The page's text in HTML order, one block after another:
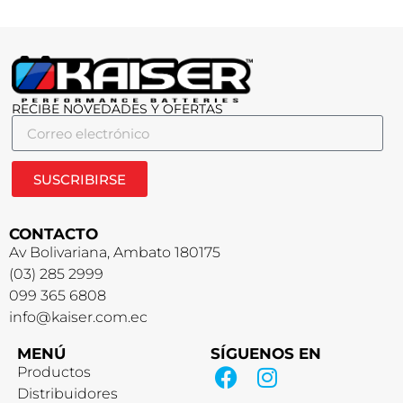
RECIBE NOVEDADES Y OFERTAS
SUSCRIBIRSE
CONTACTO
Av Bolivariana, Ambato 180175
(03) 285 2999
099 365 6808
info@kaiser.com.ec
MENÚ
Productos
Distribuidores
SÍGUENOS EN